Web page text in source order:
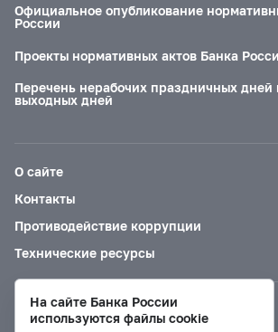
Официальное опубликование
России
Проекты нормативных актов Банка
Перечень нерабочих праздничных дней
выходных дней
О сайте
Контакты
Противодействие коррупции
Технические ресурсы
Версия для слабовидящих
На сайте Банка России
используются файлы cookie